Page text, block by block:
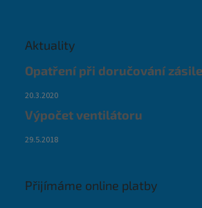
Aktuality
Opatření při doručování
20.3.2020
Výpočet ventilátoru
29.5.2018
Přijímáme online platby